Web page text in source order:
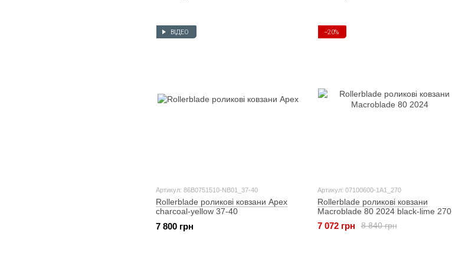
ВІДЕО
Артикул: 86B0751510-NB01_37-40
Rollerblade роликові ковзани Apex
charcoal-yellow 37-40
7 800 грн
−20%
Артикул: 07100600-1A1_270
Rollerblade роликові ковзани
Macroblade 80 2024 black-lime 270
8 840 грн
7 072 грн